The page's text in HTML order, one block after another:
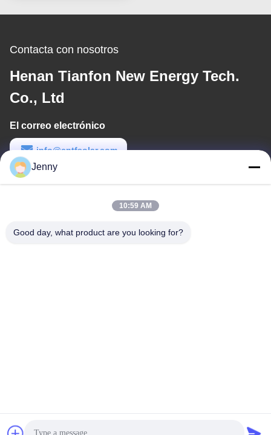
Contacta con nosotros
Henan Tianfon New Energy Tech.
Co., Ltd
El correo electrónico
info@cntfsolar.com
Tiempo de trabajo
Jenny
10:59 AM
Good day, what product are you looking for?